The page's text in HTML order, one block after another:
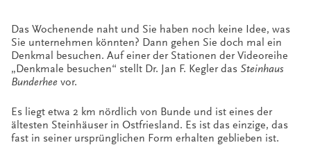
Das Wochenende naht und Sie haben noch keine Idee, was
Sie unternehmen könnten? Dann gehen Sie doch mal ein
Denkmal besuchen. Auf einer der Stationen der Videoreihe
„Denkmale besuchen“ stellt Dr. Jan F. Kegler das Steinhaus
Bunderhee vor.
Es liegt etwa 2 km nördlich von Bunde und ist eines der
ältesten Steinhäuser in Ostfriesland. Es ist das einzige, das
fast in seiner ursprünglichen Form erhalten geblieben ist.